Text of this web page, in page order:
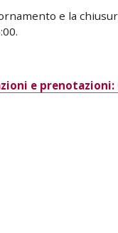
e la
e prenotazioni: